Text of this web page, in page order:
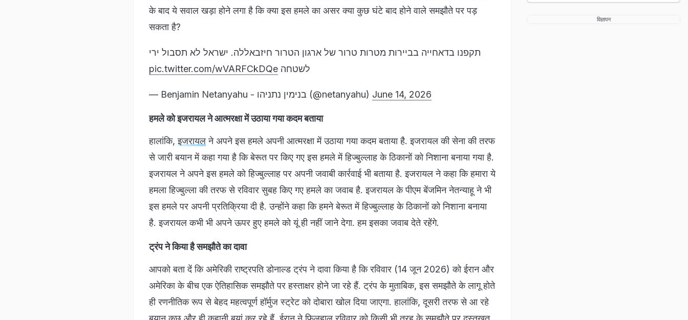
के बाद ये सवाल खड़ा होने लगा है कि क्या इस हमले का असर क्या कुछ घंटे बाद होने वाले समझौते पर पड़
सकता है?
תקפנו בדאחייה בביירות מטרות טרור של ארגון הטרור חיזבאללה. ישראל לא תסבול ירי
לשטחה pic.twitter.com/wVARFCkDQe
— Benjamin Netanyahu - בנימין נתניהו (@netanyahu) June 14, 2026
हमले को इजरायल ने आत्मरक्षा में उठाया गया कदम बताया
हालांकि,इजरायलने अपने इस हमले अपनी आत्मरक्षा में उठाया गया कदम बताया है. इजरायल की सेना की तरफ
से जारी बयान में कहा गया है कि बेरूत पर किए गए इस हमले में हिज्बुल्लाह के ठिकानों को निशाना बनाया गया है.
इजरायल ने अपने इस हमले को हिज्बुल्लाह पर अपनी जवाबी कार्रवाई भी बताया है. इजरायल ने कहा कि हमारा ये
हमला हिज्बुल्ला की तरफ से रविवार सुबह किए गए हमले का जवाब है. इजरायल के पीएम बेंजमिन नेतन्याहू ने भी
इस हमले पर अपनी प्रतिक्रिया दी है. उन्होंने कहा कि हमने बेरूत में हिज्बुल्लाह के ठिकानों को निशाना बनाया
है. इजरायल कभी भी अपने ऊपर हुए हमले को यूं ही नहीं जाने देगा. हम इसका जवाब देते रहेंगे.
ट्रंप ने किया है समझौते का दावा
आपको बता दें कि अमेरिकी राष्ट्रपति डोनाल्ड ट्रंप ने दावा किया है कि रविवार (14 जून 2026) को ईरान और
अमेरिका के बीच एक ऐतिहासिक समझौते पर हस्ताक्षर होने जा रहे हैं. ट्रंप के मुताबिक, इस समझौते के लागू होते
ही रणनीतिक रूप से बेहद महत्वपूर्ण हॉर्मुज स्ट्रेट को दोबारा खोल दिया जाएगा. हालांकि, दूसरी तरफ से आ रहे
विज्ञापन